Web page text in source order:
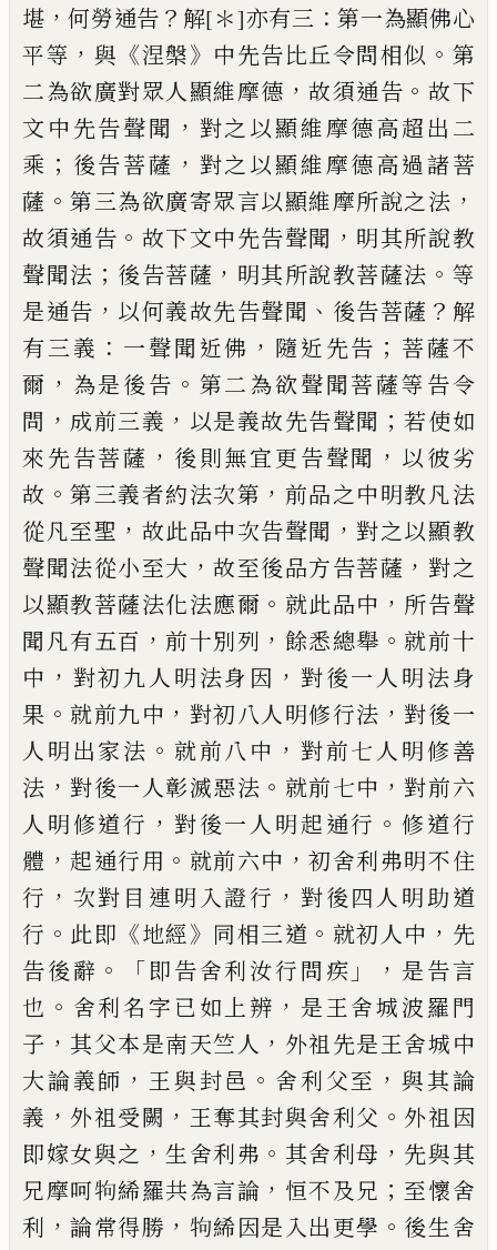
堪 ，何勞通告 ？ 解[＊]亦有三 ：第一為顯佛心
平等 ， 與 《涅槃》 中先告比丘令問相似 。 第
二為欲廣對眾人顯維摩德 ，故須通告 。 故下
文中先告聲聞 ， 對之以顯維摩德高超出二
乘 ； 後告菩薩 ， 對之以顯維摩德高過諸菩
薩 。第三為欲廣寄眾言以顯維摩所說之法 ，
故須通告 。 故下文中先告聲聞 ， 明其所說教
聲聞法 ； 後告菩薩 ， 明其所說教菩薩法 。 等
是通告 ， 以何義故先告聲聞 、 後告菩薩 ？ 解
有三義 ： 一聲聞近佛 ， 隨近先告 ； 菩薩不
爾 ， 為是後告 。 第二為欲聲聞菩薩等告令
問 ， 成前三義 ， 以是義故先告聲聞 ； 若使如
來先告菩薩 ， 後則無宜更告聲聞 ， 以彼劣
故 。第三義者約法次第 ， 前品之中明教凡法
從凡至聖 ， 故此品中次告聲聞 ，對之以顯教
聲聞法從小至大 ，故至後品方告菩薩 ， 對之
以顯教菩薩法化法應爾 。 就此品中 ， 所告聲
聞凡有五百 ，前十別列 ， 餘悉總舉 。 就前十
中 ， 對初九人明法身因 ， 對後一人明法身
果 。 就前九中 ， 對初八人明修行法 ，對後一
人明出家法 。 就前八中 ， 對前七人明修善
法 ，對後一人彰滅惡法 。 就前七中 ，對前六
人明修道行 ， 對後一人明起通行 。 修道行
體 ， 起通行用 。 就前六中 ，初舍利弗明不住
行 ， 次對 目連明入證行 ， 對後四人明助道
行 。 此即 《地經》 同相三道 。 就初人中 ， 先
告後辭 。「即告舍利汝行問疾 」， 是告言
也 。 舍利名字已如上辨 ， 是王舍城波羅門
子 ，其父本是南天竺人 ， 外祖先是王舍城中
大論義師 ， 王與封邑 。 舍利父至 ， 與其論
義 ， 外祖受闕 ， 王奪其封與舍利父 。 外祖因
即嫁女與之 ，生舍利弗 。 其舍利母 ， 先與其
兄摩呵𤘽絺羅共為言論 ， 恒不及兄 ； 至懷舍
利 ，論常得勝 ， 𤘽絺因是入出更學 。 後生舍